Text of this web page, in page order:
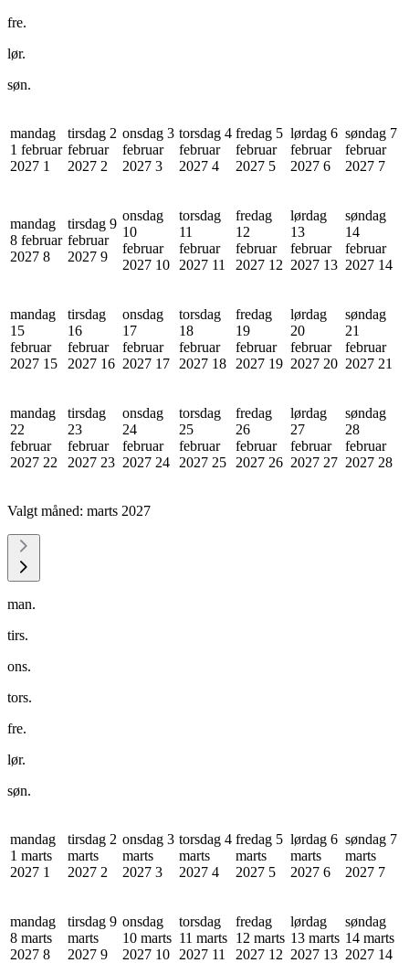
fre.
lør.
søn.
mandag
1 februar
2027 1
tirsdag 2
februar
2027 2
onsdag 3
februar
2027 3
torsdag 4
februar
2027 4
fredag 5
februar
2027 5
lørdag 6
februar
2027 6
søndag 7
februar
2027 7
mandag
8 februar
2027 8
tirsdag 9
februar
2027 9
onsdag
10
februar
2027 10
torsdag
11
februar
2027 11
fredag
12
februar
2027 12
lørdag
13
februar
2027 13
søndag
14
februar
2027 14
mandag
15
februar
2027 15
tirsdag
16
februar
2027 16
onsdag
17
februar
2027 17
torsdag
18
februar
2027 18
fredag
19
februar
2027 19
lørdag
20
februar
2027 20
søndag
21
februar
2027 21
mandag
22
februar
2027 22
tirsdag
23
februar
2027 23
onsdag
24
februar
2027 24
torsdag
25
februar
2027 25
fredag
26
februar
2027 26
lørdag
27
februar
2027 27
søndag
28
februar
2027 28
Valgt måned: marts 2027
man.
tirs.
ons.
tors.
fre.
lør.
søn.
mandag
1 marts
2027 1
tirsdag 2
marts
2027 2
onsdag 3
marts
2027 3
torsdag 4
marts
2027 4
fredag 5
marts
2027 5
lørdag 6
marts
2027 6
søndag 7
marts
2027 7
mandag
8 marts
2027 8
tirsdag 9
marts
2027 9
onsdag
10 marts
2027 10
torsdag
11 marts
2027 11
fredag
12 marts
2027 12
lørdag
13 marts
2027 13
søndag
14 marts
2027 14